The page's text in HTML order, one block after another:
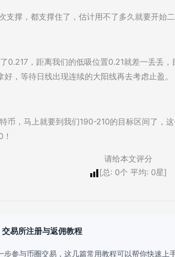
支撑，都支撑住了，估计用不了多久就要开始
0.217，距离我们的低吸位置0.21就差一丢丢
好，等待日线出现连续的大阳线再去考虑止盈。
币，马上就要到我们190-210的目标区间了，
请给本文评分
[总: 0个 平均: 0星]
易所注册与返佣教程
步参与币圈交易，这几篇常用教程可以帮你快速上